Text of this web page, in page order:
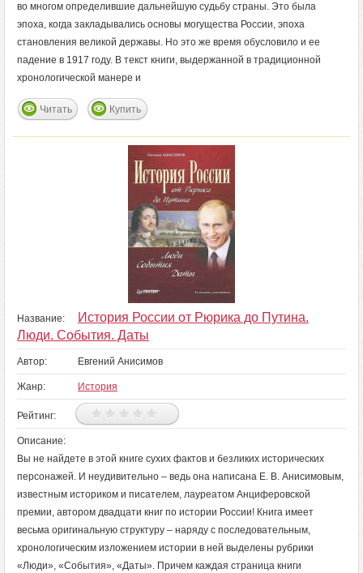
во многом определившие дальнейшую судьбу страны. Это была
эпоха, когда закладывались основы могущества России, эпоха
становления великой державы. Но это же время обусловило и ее
падение в 1917 году. В текст книги, выдержанной в традиционной
хронологической манере и
Читать Купить
Название:
История России от Рюрика до Путина.
Люди. События. Даты
Автор: Евгений Анисимов
Жанр: История
Рейтинг:
Описание:
Вы не найдете в этой книге сухих фактов и безликих исторических
персонажей. И неудивительно – ведь она написана Е. В. Анисимовым,
известным историком и писателем, лауреатом Анциферовской
премии, автором двадцати книг по истории России! Книга имеет
весьма оригинальную структуру – наряду с последовательным,
хронологическим изложением истории в ней выделены рубрики
«Люди», «События», «Даты». Причем каждая страница книги